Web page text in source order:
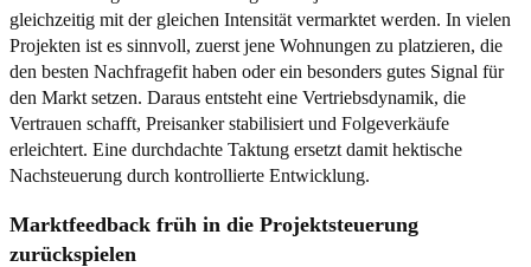
gleichzeitig mit der gleichen Intensität vermarktet werden. In vielen
Projekten ist es sinnvoll, zuerst jene Wohnungen zu platzieren, die
den besten Nachfragefit haben oder ein besonders gutes Signal für
den Markt setzen. Daraus entsteht eine Vertriebsdynamik, die
Vertrauen schafft, Preisanker stabilisiert und Folgeverkäufe
erleichtert. Eine durchdachte Taktung ersetzt damit hektische
Nachsteuerung durch kontrollierte Entwicklung.
Marktfeedback früh in die Projektsteuerung
zurückspielen